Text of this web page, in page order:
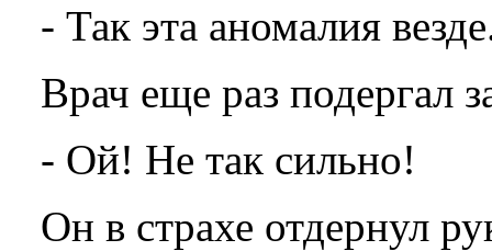
- Так эта аномалия
Врач еще раз подергал
- Ой! Hе так сильно!
Он в страхе отдернул